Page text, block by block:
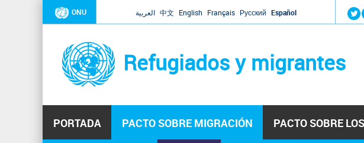
ONU العربية 中文 English Français Русский Español
Refugiados y migrantes
PORTADA PACTO SOBRE MIGRACIÓN PACTO SOBRE